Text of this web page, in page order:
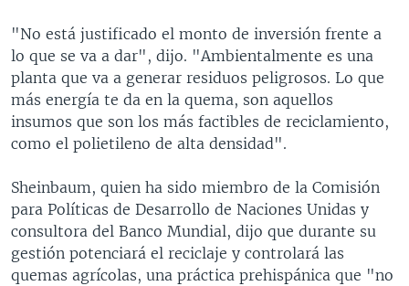
"No está justificado el monto de inversión frente a
lo que se va a dar", dijo. "Ambientalmente es una
planta que va a generar residuos peligrosos. Lo que
más energía te da en la quema, son aquellos
insumos que son los más factibles de reciclamiento,
como el polietileno de alta densidad".
Sheinbaum, quien ha sido miembro de la Comisión
para Políticas de Desarrollo de Naciones Unidas y
consultora del Banco Mundial, dijo que durante su
gestión potenciará el reciclaje y controlará las
quemas agrícolas, una práctica prehispánica que "no